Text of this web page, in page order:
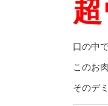
口の中
このお
そのデ